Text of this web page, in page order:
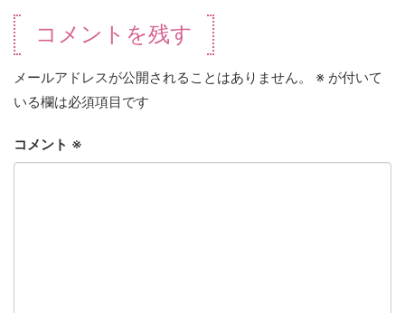
コメントを残す
メールアドレスが公開されることはありません。 ※ が付いて
いる欄は必須項目です
コメント ※